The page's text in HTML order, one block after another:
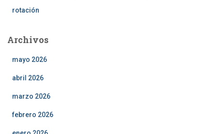
rotación
Archivos
mayo 2026
abril 2026
marzo 2026
febrero 2026